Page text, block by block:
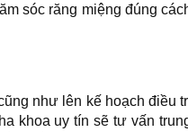
sóc răng miệng đúng
như lên kế hoạch điều
khoa uy tín sẽ tư vấn